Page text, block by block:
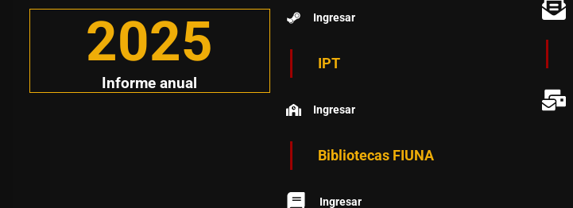
Informe anual
2025 Ingresar
IPT
Ingresar
Bibliotecas FIUNA
Ingresar